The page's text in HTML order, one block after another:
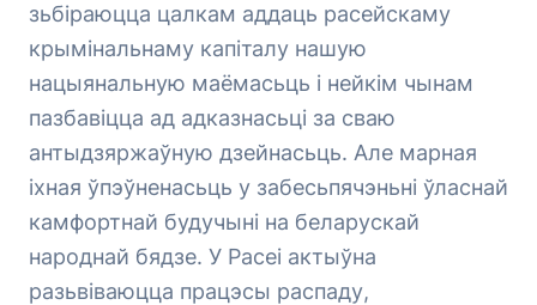
зьбіраюцца цалкам аддаць расейскаму
крымінальнаму капіталу нашую
нацыянальную маёмасьць і нейкім чынам
пазбавіцца ад адказнасьці за сваю
антыдзяржаўную дзейнасьць. Але марная
іхная ўпэўненасьць у забесьпячэньні ўласнай
камфортнай будучыні на беларускай
народнай бядзе. У Расеі актыўна
разьвіваюцца працэсы распаду,